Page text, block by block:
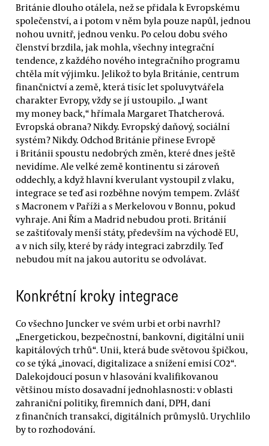
Británie dlouho otálela, než se přidala k Evropskému
společenství, a i potom v něm byla pouze napůl, jednou
nohou uvnitř, jednou venku. Po celou dobu svého
členství brzdila, jak mohla, všechny integrační
tendence, z každého nového integračního programu
chtěla mít výjimku. Jelikož to byla Británie, centrum
finančnictví a země, která tisíc let spoluvytvářela
charakter Evropy, vždy se jí ustoupilo. „I want
my money back,“ hřímala Margaret Thatcherová.
Evropská obrana? Nikdy. Evropský daňový, sociální
systém? Nikdy. Odchod Británie přinese Evropě
i Británii spoustu nedobrých změn, které dnes ještě
nevidíme. Ale velké země kontinentu si zároveň
oddechly, a když hlavní kverulant vystoupil z vlaku,
integrace se teď asi rozběhne novým tempem. Zvlášť
s Macronem v Paříži a s Merkelovou v Bonnu, pokud
vyhraje. Ani Řím a Madrid nebudou proti. Británií
se zaštiťovaly menší státy, především na východě EU,
a v nich síly, které by rády integraci zabrzdily. Teď
nebudou mít na jakou autoritu se odvolávat.
Konkrétní kroky integrace
Co všechno Juncker ve svém urbi et orbi navrhl?
„Energetickou, bezpečnostní, bankovní, digitální unii
kapitálových trhů“. Unii, která bude světovou špičkou,
co se týká „inovací, digitalizace a snížení emisí CO2“.
Dalekojdoucí posun v hlasování kvalifikovanou
většinou místo dosavadní jednohlasnosti: v oblasti
zahraniční politiky, firemních daní, DPH, daní
z finančních transakcí, digitálních průmyslů. Urychlilo
by to rozhodování.